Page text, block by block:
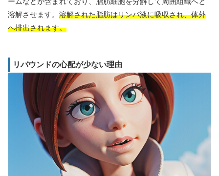
溶解させます。 溶解された脂肪はリンパ液に吸収され、体外
へ排出されます。
リバウンドの心配が少ない理由